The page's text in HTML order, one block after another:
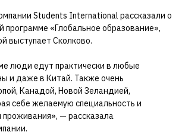
Students International рассказали о
программе «Глобальное образование»,
выступает Сколково.
люди едут практически в любые
и даже в Китай. Также очень
Канадой, Новой Зеландией,
себе желаемую специальность и
проживания», — рассказала